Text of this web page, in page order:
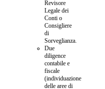
Revisore
Legale dei
Conti o
Consigliere
di
Sorveglianza.
Due
diligence
contabile e
fiscale
(individuazione
delle aree di